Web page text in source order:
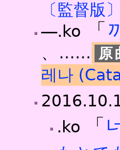
〔監督版
―.ko
「
、……
레나
.ko 「